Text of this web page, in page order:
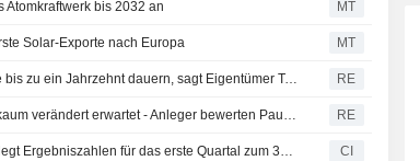
Atomkraftwerk bis 2032 an MT
Solar-Exporte nach Europa MT
Sanierung von Air India könnte bis zu ein Jahrzehnt dauern, sagt Eigentümer Tata Sons RE
Indische Aktien zur Eröffnung kaum verändert erwartet - Anleger bewerten Pause zwischen Iran und USA, Quartalszahlen vor Fed-Entscheid RE
Tata Power Company Limited legt Ergebniszahlen für das erste Quartal zum 30. Juni 2026 vor CI